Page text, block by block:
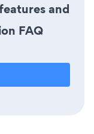
and
FAQ